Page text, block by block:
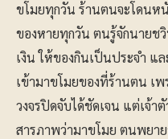
ขโมยทุกวัน ร้านตนจะโดนห
ของหายทุกวัน ตนรู้จักนายชวิ
เงิน ให้ของกินเป็นประจำ แล
เข้ามาขโมยของที่ร้านตน เพ
วงจรปิดจับได้ชัดเจน แต่เจ้าตั
สารภาพว่ามาขโมย ตนพยา